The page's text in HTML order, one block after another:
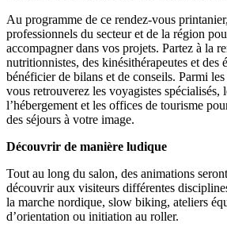
Au programme de ce rendez-vous
professionnels du secteur et de la région
accompagner dans vos projets. Partez à la
nutritionnistes, des kinésithérapeutes et des
bénéficier de bilans et de conseils. Parmi
vous retrouverez les voyagistes spécialisés,
l’hébergement et les offices de tourisme
des séjours à votre image.
Découvrir de manière ludique
Tout au long du salon, des animations
découvrir aux visiteurs différentes
la marche nordique, slow biking, ateliers
d’orientation ou initiation au roller.